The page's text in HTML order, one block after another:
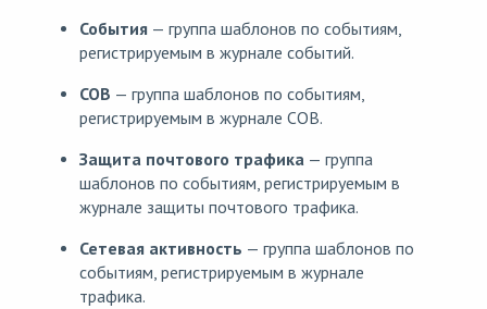
События — группа шаблонов по событиям,
регистрируемым в журнале событий.
СОВ — группа шаблонов по событиям,
регистрируемым в журнале СОВ.
Защита почтового трафика — группа
шаблонов по событиям, регистрируемым в
журнале защиты почтового трафика.
Сетевая активность — группа шаблонов по
событиям, регистрируемым в журнале
трафика.